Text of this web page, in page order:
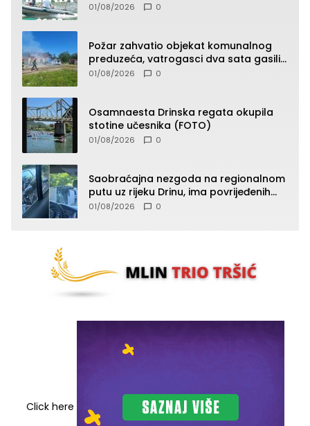
01/08/2026 0
Požar zahvatio objekat komunalnog
preduzeća, vatrogasci dva sata gasili
vatru (FOTO)
01/08/2026 0
Osamnaesta Drinska regata okupila
stotine učesnika (FOTO)
01/08/2026 0
Saobraćajna nezgoda na regionalnom
putu uz rijeku Drinu, ima povrijeđenih
lica (FOTO)
01/08/2026 0
Click here